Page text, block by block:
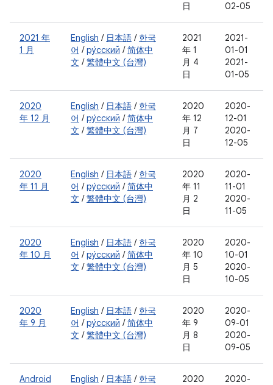
日
02-05
2021 年
1 月
English / 日本語 / 한국
어 /ру́сский /简体中
文 /繁體中文 (台灣)
2021
年 1
月 4
日
2021-
01-01
2021-
01-05
2020
年 12 月
English / 日本語 / 한국
어 /ру́сский /简体中
文 /繁體中文 (台灣)
2020
年 12
月 7
日
2020-
12-01
2020-
12-05
2020
年 11 月
English / 日本語 / 한국
어 /ру́сский /简体中
文 /繁體中文 (台灣)
2020
年 11
月 2
日
2020-
11-01
2020-
11-05
2020
年 10 月
English / 日本語 / 한국
어 /ру́сский /简体中
文 /繁體中文 (台灣)
2020
年 10
月 5
日
2020-
10-01
2020-
10-05
2020
年 9 月
English / 日本語 / 한국
어 /ру́сский /简体中
文 /繁體中文 (台灣)
2020
年 9
月 8
日
2020-
09-01
2020-
09-05
Android
English / 日本語 / 한국
2020
2020-